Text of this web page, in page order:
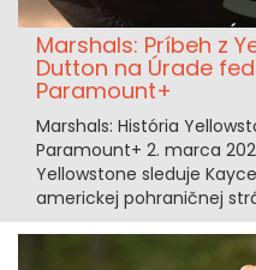
Marshals: Príbeh z
Dutton na Úrade
Paramount+
Marshals: História
Paramount+ 2. marca
Yellowstone sleduje
americkej pohraničnej